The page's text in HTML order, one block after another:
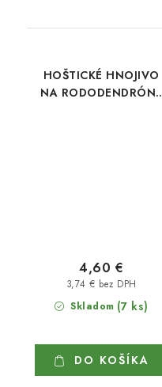
HOŠTICKÉ HNOJIVO
NA RODODENDRÓNY
Skladom (7 ks)
3,74 € bez DPH
4,60 €
DO KOŠÍKA